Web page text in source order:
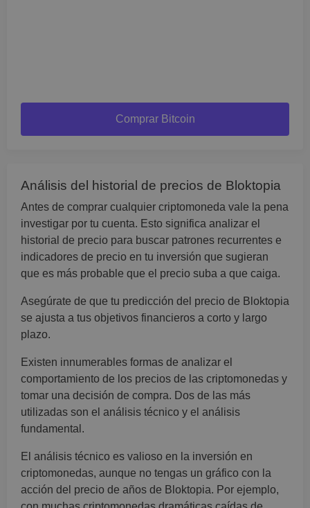
Comprar Bitcoin
Análisis del historial de precios de Bloktopia
Antes de comprar cualquier criptomoneda vale la pena
investigar por tu cuenta. Esto significa analizar el
historial de precio para buscar patrones recurrentes e
indicadores de precio en tu inversión que sugieran
que es más probable que el precio suba a que caiga.
Asegúrate de que tu predicción del precio de Bloktopia
se ajusta a tus objetivos financieros a corto y largo
plazo.
Existen innumerables formas de analizar el
comportamiento de los precios de las criptomonedas y
tomar una decisión de compra. Dos de las más
utilizadas son el análisis técnico y el análisis
fundamental.
El análisis técnico es valioso en la inversión en
criptomonedas, aunque no tengas un gráfico con la
acción del precio de años de Bloktopia. Por ejemplo,